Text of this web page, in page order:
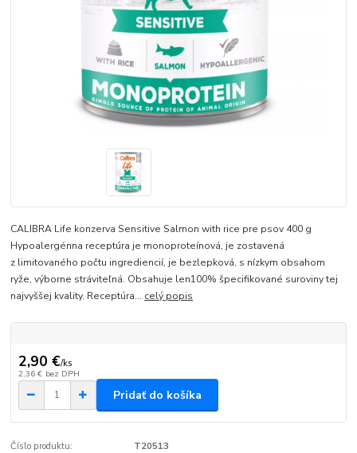
CALIBRA Life konzerva Sensitive Salmon with rice pre psov 400 g
Hypoalergénna receptúra ​​je monoproteínová, je zostavená
z limitovaného počtu ingrediencií, je bezlepková, s nízkym obsahom
ryže, výborne stráviteľná. Obsahuje len100% špecifikované suroviny tej
najvyššej kvality. Receptúra... celý popis
2,90 €/ks
2,36 € bez DPH
Pridať do košíka
Číslo produktu: T20513